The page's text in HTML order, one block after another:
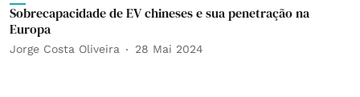
Sobrecapacidade de EV chineses e sua penetração na
Europa
Jorge Costa Oliveira 28 Mai 2024